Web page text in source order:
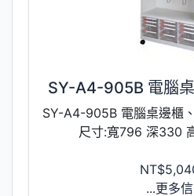
SY-A4-905B 電腦
SY-A4-905B 電腦桌邊櫃
尺寸:寬796 深330
...更多